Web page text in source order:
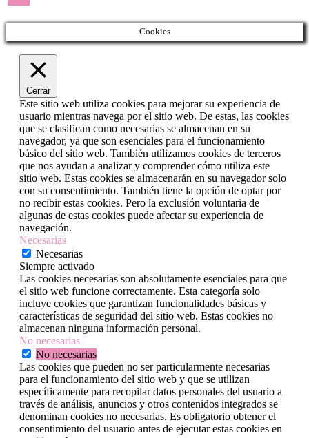
Cookies
Cerrar
Este sitio web utiliza cookies para mejorar su experiencia de
usuario mientras navega por el sitio web. De estas, las cookies
que se clasifican como necesarias se almacenan en su
navegador, ya que son esenciales para el funcionamiento
básico del sitio web. También utilizamos cookies de terceros
que nos ayudan a analizar y comprender cómo utiliza este
sitio web. Estas cookies se almacenarán en su navegador solo
con su consentimiento. También tiene la opción de optar por
no recibir estas cookies. Pero la exclusión voluntaria de
algunas de estas cookies puede afectar su experiencia de
navegación.
Necesarias
Necesarias
Siempre activado
Las cookies necesarias son absolutamente esenciales para que
el sitio web funcione correctamente. Esta categoría solo
incluye cookies que garantizan funcionalidades básicas y
características de seguridad del sitio web. Estas cookies no
almacenan ninguna información personal.
No necesarias
No necesarias
Las cookies que pueden no ser particularmente necesarias
para el funcionamiento del sitio web y que se utilizan
específicamente para recopilar datos personales del usuario a
través de análisis, anuncios y otros contenidos integrados se
denominan cookies no necesarias. Es obligatorio obtener el
consentimiento del usuario antes de ejecutar estas cookies en